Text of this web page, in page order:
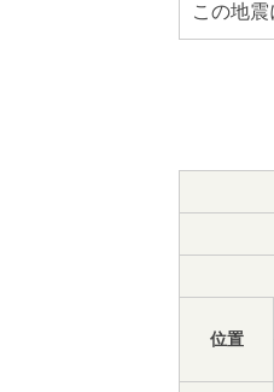
この地震
位置